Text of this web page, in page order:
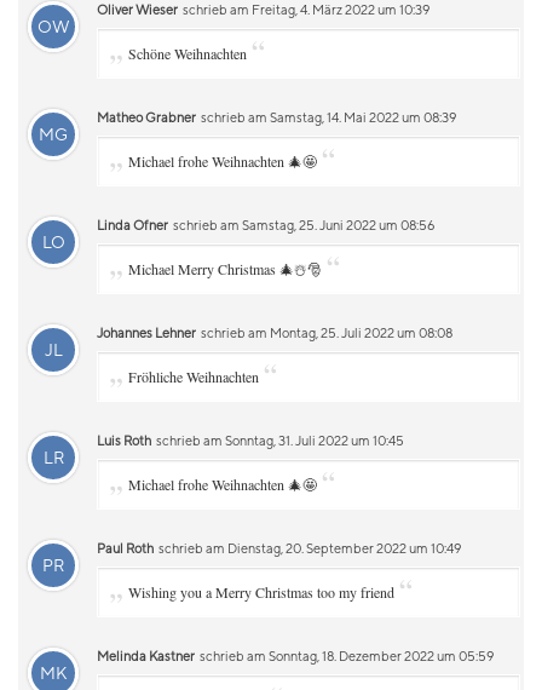
OW
Oliver Wieser schrieb am Freitag, 4. März 2022 um 10:39
„ Schöne Weihnachten “
MG
Matheo Grabner schrieb am Samstag, 14. Mai 2022 um 08:39
„ Michael frohe Weihnachten 🎄🤩 “
LO
Linda Ofner schrieb am Samstag, 25. Juni 2022 um 08:56
„ Michael Merry Christmas 🎄☃️🎅 “
JL
Johannes Lehner schrieb am Montag, 25. Juli 2022 um 08:08
„ Fröhliche Weihnachten “
LR
Luis Roth schrieb am Sonntag, 31. Juli 2022 um 10:45
„ Michael frohe Weihnachten 🎄🤩 “
PR
Paul Roth schrieb am Dienstag, 20. September 2022 um 10:49
„ Wishing you a Merry Christmas too my friend “
MK
Melinda Kastner schrieb am Sonntag, 18. Dezember 2022 um 05:59